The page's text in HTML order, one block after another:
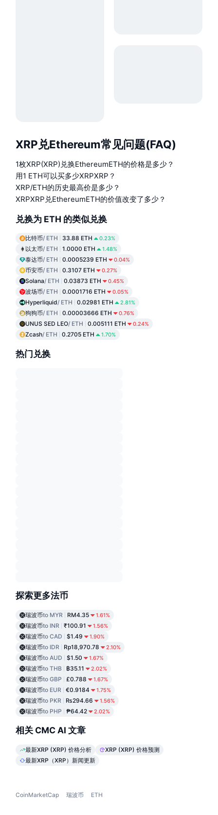
XRP兑Ethereum常见问题(FAQ)
1枚XRP(XRP)兑换EthereumETH的价格是多少？
用1 ETH可以买多少XRPXRP？
XRP/ETH的历史最高价是多少？
XRPXRP兑EthereumETH的价值改变了多少？
兑换为 ETH 的类似兑换
比特币/ ETH 33.88 ETH 0.23%
以太币/ ETH 1.0000 ETH 1.48%
泰达币/ ETH 0.0005239 ETH 0.04%
币安币/ ETH 0.3107 ETH 0.27%
Solana/ ETH 0.03873 ETH 0.45%
波场币/ ETH 0.0001716 ETH 0.05%
Hyperliquid/ ETH 0.02981 ETH 2.81%
狗狗币/ ETH 0.00003666 ETH 0.76%
UNUS SED LEO/ ETH 0.005111 ETH 0.24%
Zcash/ ETH 0.2705 ETH 1.70%
热门兑换
探索更多法币
瑞波币to MYR RM4.35 1.61%
瑞波币to INR ₹100.91 1.56%
瑞波币to CAD $1.49 1.90%
瑞波币to IDR Rp18,970.78 2.10%
瑞波币to AUD $1.50 1.67%
瑞波币to THB ฿35.11 2.02%
瑞波币to GBP £0.788 1.67%
瑞波币to EUR €0.9184 1.75%
瑞波币to PKR ₨294.66 1.56%
瑞波币to PHP ₱64.42 2.02%
相关 CMC AI 文章
最新XRP (XRP) 价格分析
XRP (XRP) 价格预测
最新XRP（XRP）新闻更新
CoinMarketCap 瑞波币 ETH